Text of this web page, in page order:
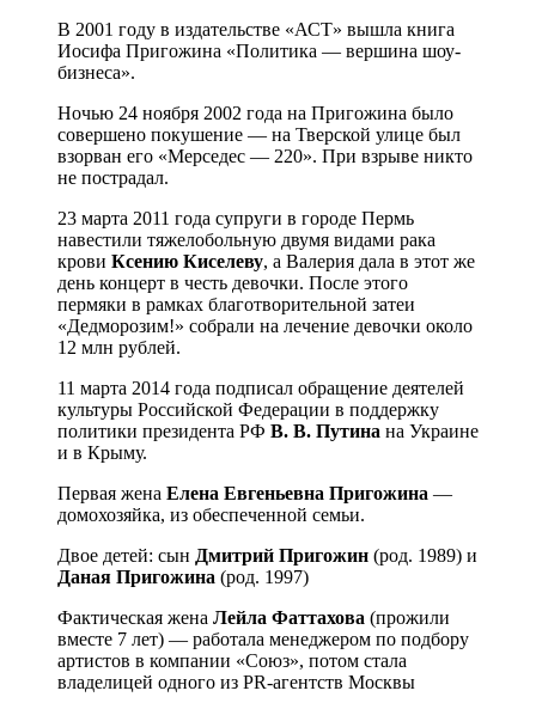
В 2001 году в издательстве «АСТ» вышла книга
Иосифа Пригожина «Политика — вершина шоу-
бизнеса».
Ночью 24 ноября 2002 года на Пригожина было
совершено покушение — на Тверской улице был
взорван его «Мерседес — 220». При взрыве никто
не пострадал.
23 марта 2011 года супруги в городе Пермь
навестили тяжелобольную двумя видами рака
крови Ксению Киселеву, а Валерия дала в этот же
день концерт в честь девочки. После этого
пермяки в рамках благотворительной затеи
«Дедморозим!» собрали на лечение девочки около
12 млн рублей.
11 марта 2014 года подписал обращение деятелей
культуры Российской Федерации в поддержку
политики президента РФ В. В. Путина на Украине
и в Крыму.
Первая жена Елена Евгеньевна Пригожина —
домохозяйка, из обеспеченной семьи.
Двое детей: сын Дмитрий Пригожин (род. 1989) и
Даная Пригожина (род. 1997)
Фактическая жена Лейла Фаттахова (прожили
вместе 7 лет) — работала менеджером по подбору
артистов в компании «Союз», потом стала
владелицей одного из PR-агентств Москвы